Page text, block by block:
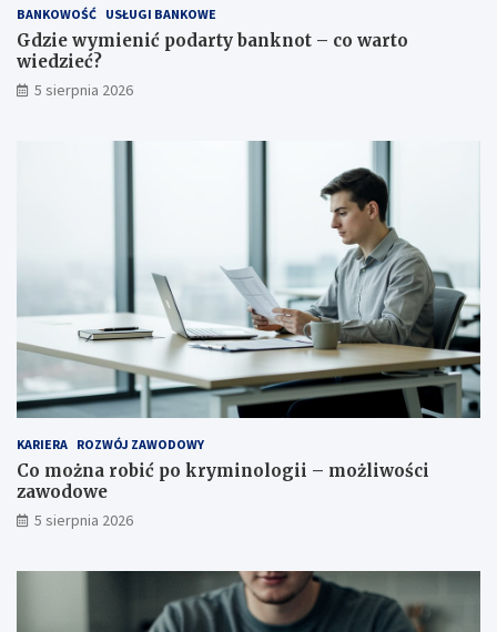
BANKOWOŚĆ USŁUGI BANKOWE
Gdzie wymienić podarty banknot – co warto
wiedzieć?
5 sierpnia 2026
KARIERA ROZWÓJ ZAWODOWY
Co można robić po kryminologii – możliwości
zawodowe
5 sierpnia 2026